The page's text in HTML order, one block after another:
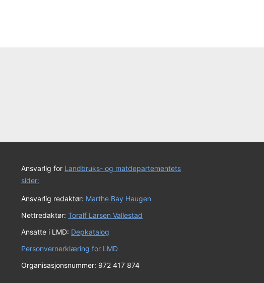
Ansvarlig for Landbruks- og matdepartementets
sider:
Ansvarlig redaktør: Marthe Bay Haugen
Nettredaktør:Toralf Larsen Vallestad
Ansatte i LMD: Depkatalog
Personvernerklæring for LMD
Organisasjonsnummer: 972 417 874